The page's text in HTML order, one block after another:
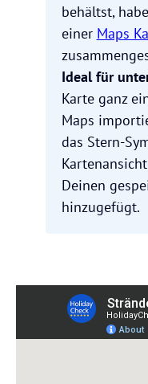
behältst,
einer Maps
Ideal für
Karte ganz
Maps
das Stern-
Deinen
hinzugefügt.